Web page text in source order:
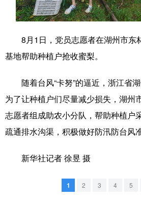
食品 人居 信
文化产业
地方频道
8月1日，党员志愿者在湖州市东
基地帮助种植户抢收蜜梨。
随着台风“卡努”的逼近，浙江省湖
为了让种植户们尽量减少损失，湖州
志愿者组成助农小分队，帮助种植户
疏通排水沟渠，积极做好防汛防台风准
新华社记者 徐昱 摄
1 2 3 4 5